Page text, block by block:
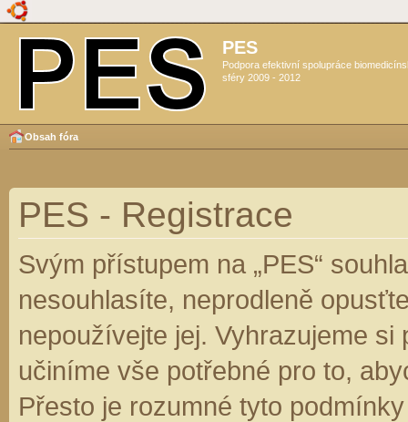
PES
Podpora efektivní spolupráce
sféry 2009 - 2012
Obsah fóra
PES - Registrace
Svým přístupem na „PES“
nesouhlasíte, neprodleně
nepoužívejte jej. Vyhrazujeme
učiníme vše potřebné pro to,
Přesto je rozumné tyto